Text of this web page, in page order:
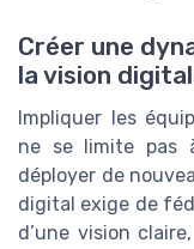
Créer une
la vision
Impliquer les
ne se limite pas
déployer de
digital exige de
d’une vision